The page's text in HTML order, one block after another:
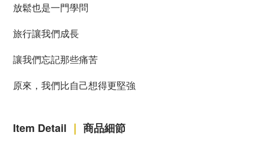
放鬆也是一門學問
旅行讓我們成長
讓我們忘記那些痛苦
原來，我們比自己想得更堅強
Item Detail ｜ 商品細節